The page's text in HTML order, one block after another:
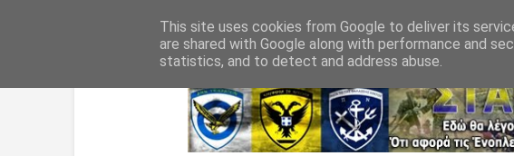
This site uses cookies from Google to deliver its
are shared with Google along with performance and
statistics, and to detect and address abuse.